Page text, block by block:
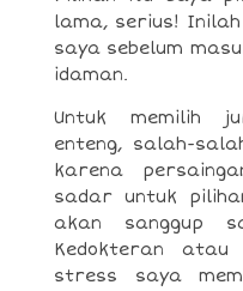
lama, serius!
saya sebelum
idaman.
Untuk memilih
enteng, salah-
karena
sadar untuk
akan sanggup
Kedokteran
stress saya